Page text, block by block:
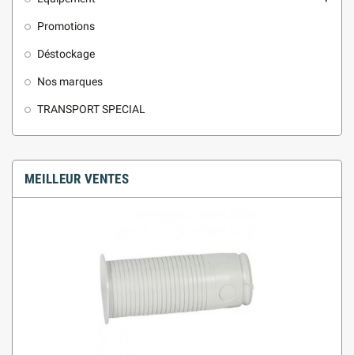
Promotions
Déstockage
Nos marques
TRANSPORT SPECIAL
MEILLEUR VENTES